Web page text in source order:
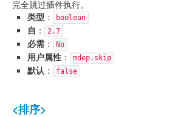
完全跳过插件执行。
类型 ： boolean
自 ： 2.7
必需 ： No
用户属性 ： mdep.skip
默认 ： false
<排序>